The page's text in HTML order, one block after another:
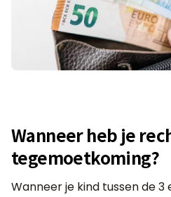
Wanneer heb je
tegemoetkoming?
Wanneer je kind tussen de 3